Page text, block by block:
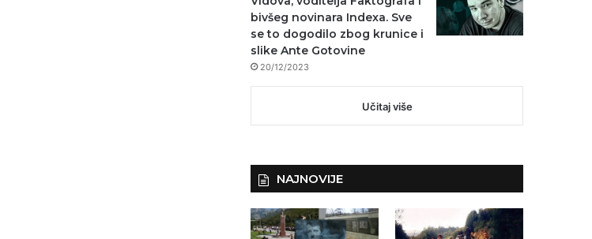
bivšeg novinara Indexa. Sve
se to dogodilo zbog krunice i
slike Ante Gotovine
20/12/2023
Učitaj više
NAJNOVIJE